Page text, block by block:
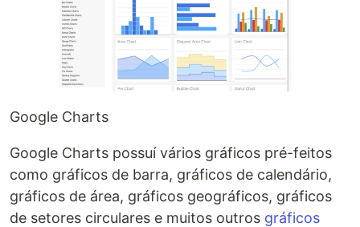
Google Charts
Google Charts possuí vários gráficos pré-feitos
como gráficos de barra, gráficos de calendário,
gráficos de área, gráficos geográficos, gráficos
de setores circulares e muitos outros gráficos